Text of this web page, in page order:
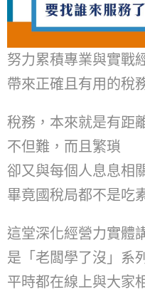
努力累積專業與實戰
帶來正確且有用的稅
稅務，本來就是有距
不但難，而且繁瑣
卻又與每個人息息相
畢竟國稅局都不是吃
這堂深化經營力實體
是「老闆學了沒」系
平時都在線上與大家